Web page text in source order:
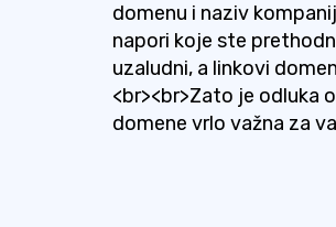
domenu i naziv
napori koje ste
uzaludni, a linkovi
<br><br>Zato je odluka
domene vrlo važna za